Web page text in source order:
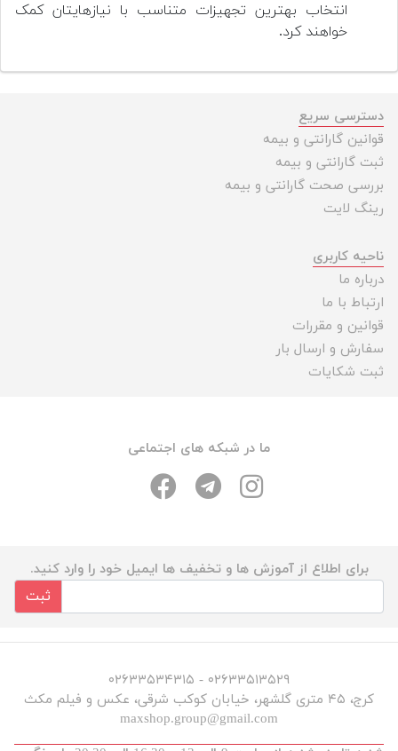
انتخاب بهترین تجهیزات متناسب با نیازهایتان کمک
خواهند کرد.
دسترسی سریع
قوانین گارانتی و بیمه
ثبت گارانتی و بیمه
بررسی صحت گارانتی و بیمه
رینگ لایت
ناحیه کاربری
درباره ما
ارتباط با ما
قوانین و مقررات
سفارش و ارسال بار
ثبت شکایات
ما در شبکه های اجتماعی
برای اطلاع از آموزش ها و تخفیف ها ایمیل خود را وارد کنید.
ثبت
۰۲۶۳۳۵۱۳۵۲۹ - ۰۲۶۳۳۵۳۴۳۱۵
کرج، ۴۵ متری گلشهر، خیابان کوکب شرقی، عکس و فیلم مکث
maxshop.group@gmail.com